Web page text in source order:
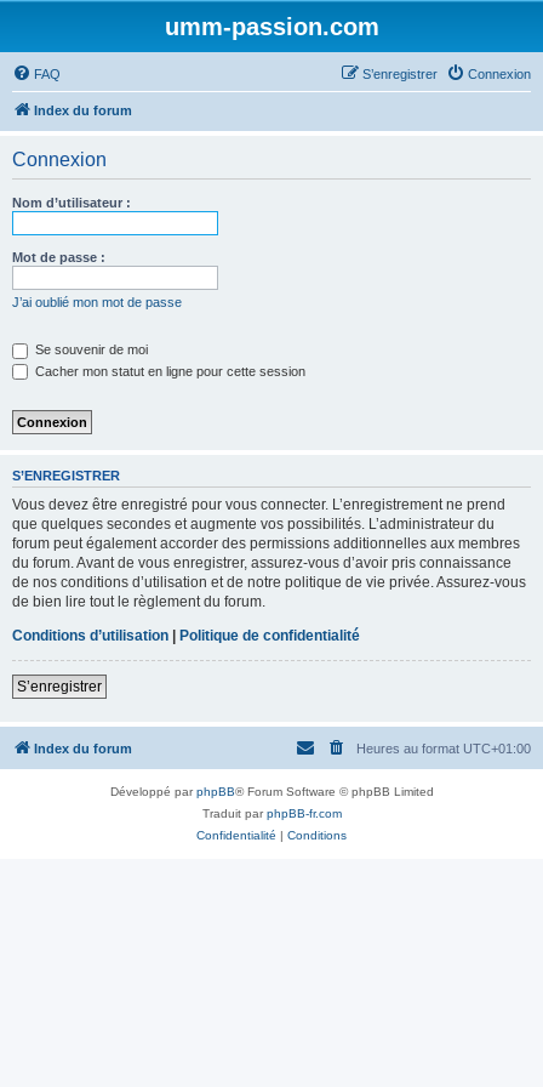
umm-passion.com
FAQ Connexion
S’enregistrer
Index du forum
Connexion
Nom d’utilisateur :
Mot de passe :
J’ai oublié mon mot de passe
Se souvenir de moi
Cacher mon statut en ligne pour cette session
S’ENREGISTRER
Vous devez être enregistré pour vous connecter. L’enregistrement ne prend
que quelques secondes et augmente vos possibilités. L’administrateur du
forum peut également accorder des permissions additionnelles aux membres
du forum. Avant de vous enregistrer, assurez-vous d’avoir pris connaissance
de nos conditions d’utilisation et de notre politique de vie privée. Assurez-vous
de bien lire tout le règlement du forum.
Conditions d’utilisation | Politique de confidentialité
S’enregistrer
Index du forum Heures au format UTC+01:00
Développé parphpBB® Forum Software © phpBB Limited
Traduit parphpBB-fr.com
Confidentialité | Conditions